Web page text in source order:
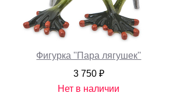
Фигурка ''Пара лягушек''
3 750 ₽
Нет в наличии